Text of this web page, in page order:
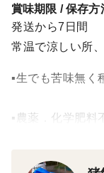
賞味期限 / 保存方
発送から7日間
常温で涼しい所
▪生でも苦味無く
▪農薬．化学肥料